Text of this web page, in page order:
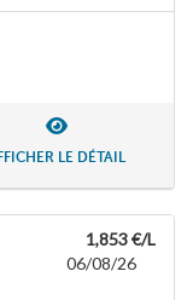
LE DÉTAIL
1,853 €/L
06/08/26